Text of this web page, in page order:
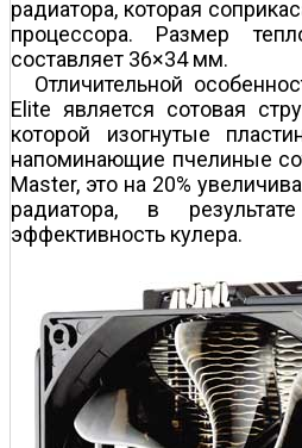
радиатора, которая
процессора. Размер
составляет 36×34 мм.
Отличительной
Elite является сотовая
которой изогнутые
напоминающие пчелиные
Master, это на 20%
радиатора, в
эффективность кулера.